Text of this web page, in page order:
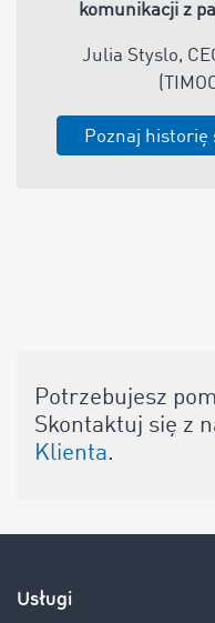
komunikacji z
Julia Styslo,
Poznaj historię
Potrzebujesz
Skontaktuj się z
Klienta.
Usługi